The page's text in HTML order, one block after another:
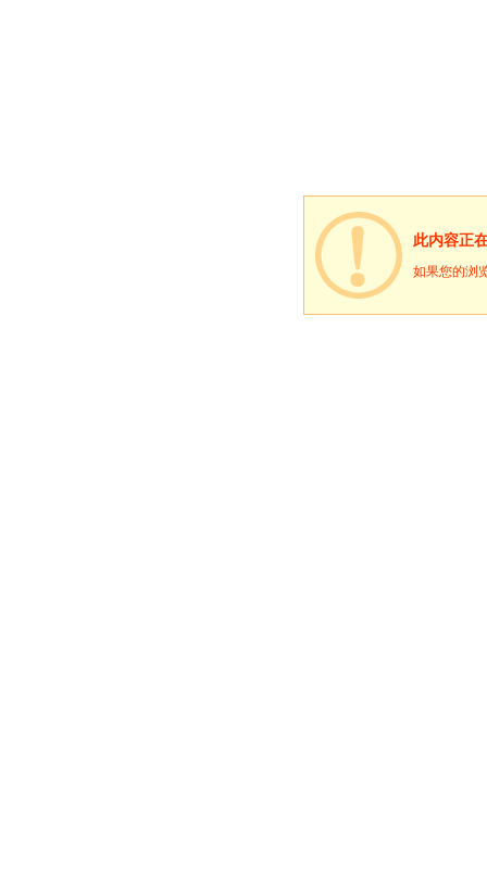
此内容正
如果您的浏